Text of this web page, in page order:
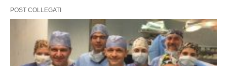
POST COLLEGATI